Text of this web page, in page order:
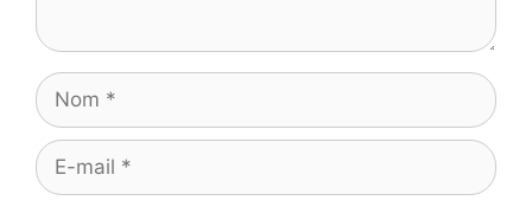
Nom
E-
mail